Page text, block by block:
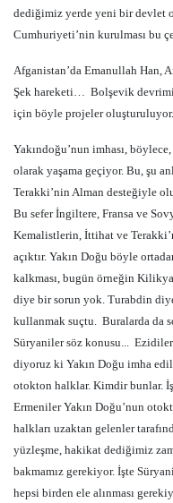
dediğimiz yerde yeni bir devlet
Cumhuriyeti’nin kurulması bu
Afganistan’da Emanullah Han,
Şek hareketi… Bolşevik
için böyle projeler oluşturuluyor.
Yakındoğu’nun imhası,
olarak yaşama geçiyor. Bu, şu
Terakki’nin Alman desteğiyle
Bu sefer İngiltere, Fransa ve
Kemalistlerin, İttihat ve
açıktır. Yakın Doğu böyle
kalkması, bugün örneğin
diye bir sorun yok. Turabdin
kullanmak suçtu. Buralarda da
Süryaniler söz konusu... Ezidiler
diyoruz ki Yakın Doğu imha
otokton halklar. Kimdir bunlar.
Ermeniler Yakın Doğu’nun
halkları uzaktan gelenler
yüzleşme, hakikat dediğimiz
bakmamız gerekiyor. İşte
hepsi birden ele alınması